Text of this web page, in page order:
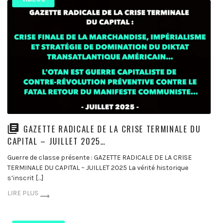
GAZETTE RADICALE DE LA CRISE TERMINALE DU
CAPITAL – JUILLET 2025…
Guerre de classe présente : GAZETTE RADICALE DE LA CRISE
TERMINALE DU CAPITAL – JUILLET 2025 La vérité historique
s’inscrit […]
LIRE PLUS